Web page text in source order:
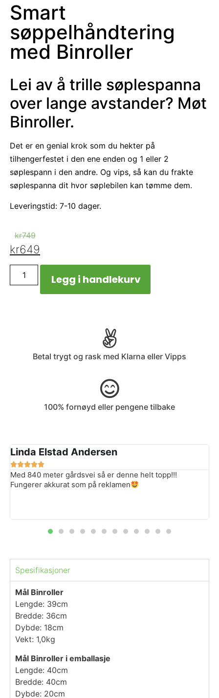
Smart
søppelhåndtering
med Binroller
Lei av å trille søplespanna
over lange avstander? Møt
Binroller.
Det er en genial krok som du hekter på
tilhengerfestet i den ene enden og 1 eller 2
søplespann i den andre. Og vips, så kan du frakte
søplespanna dit hvor søplebilen kan tømme dem.
Leveringstid: 7-10 dager.
kr749
kr649
Legg i handlekurv
Betal trygt og rask med Klarna eller Vipps
100% fornøyd eller pengene tilbake
Linda Elstad Andersen

Med 840 meter gårdsvei så er denne helt topp!!!
Fungerer akkurat som på reklamen
Spesifikasjoner
Mål Binroller
Lengde: 39cm
Bredde: 36cm
Dybde: 18cm
Vekt: 1,0kg
Mål Binroller i emballasje
Lengde: 40cm
Bredde: 40cm
Dybde: 20cm